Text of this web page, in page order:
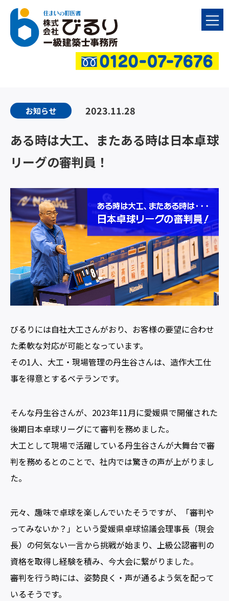
お知らせ 2023.11.28
ある時は大工、またある時は日本卓球
リーグの審判員！
びるりには自社大工さんがおり、お客様の要望に合わせ
た柔軟な対応が可能となっています。
その1人、大工・現場管理の丹生谷さんは、造作大工仕
事を得意とするベテランです。
そんな丹生谷さんが、2023年11月に愛媛県で開催された
後期日本卓球リーグにて審判を務めました。
大工として現場で活躍している丹生谷さんが大舞台で審
判を務めるとのことで、社内では驚きの声が上がりまし
た。
元々、趣味で卓球を楽しんでいたそうですが、「審判や
ってみないか？」という愛媛県卓球協議会理事長（現会
長）の何気ない一言から挑戦が始まり、上級公認審判の
資格を取得し経験を積み、今大会に繋がりました。
審判を行う時には、姿勢良く・声が通るよう気を配って
いるそうです。